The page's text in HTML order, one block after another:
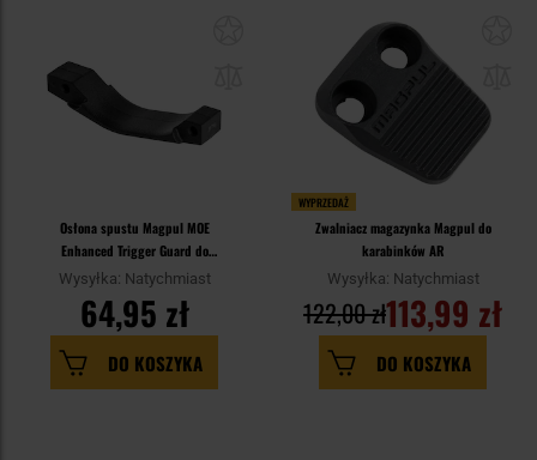
Osłona spustu Magpul MOE
Enhanced Trigger Guard do
karabinków M4/AR15 - Black
Wysyłka: Natychmiast
64,95 zł
DO KOSZYKA
WYPRZEDAŻ
Zwalniacz magazynka Magpul do
karabinków AR
Wysyłka: Natychmiast
113,99 zł
122,00 zł
DO KOSZYKA